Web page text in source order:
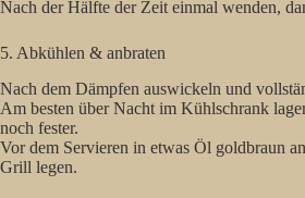
Nach der Hälfte der Zeit einmal wenden,
5. Abkühlen & anbraten
Nach dem Dämpfen auswickeln und
Am besten über Nacht im Kühlschrank
noch fester.
Vor dem Servieren in etwas Öl goldbraun
Grill legen.